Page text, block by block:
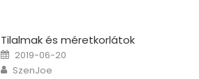
Tilalmak és méretkorlátok
Posted on
2019-06-20
Author
SzenJoe